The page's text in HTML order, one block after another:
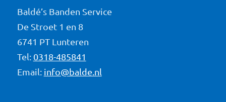
Baldé’s Banden Service
De Stroet 1 en 8
6741 PT Lunteren
Tel: 0318-485841
Email: info@balde.nl